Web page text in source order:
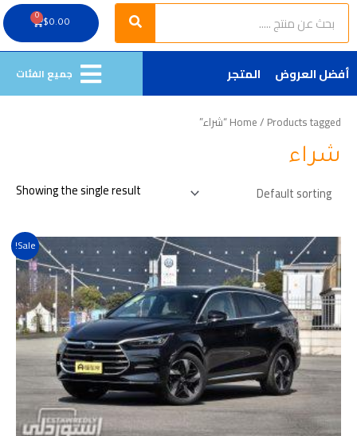
Search
Search
$0.00
0
Cart
أفضل العروض المتجر جميع الفئات
Home/ Products tagged “شراء”
شراء
Showing the single result
Sale!